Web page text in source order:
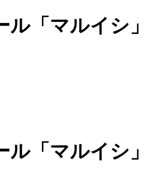
「マルイシ」
「マルイシ」